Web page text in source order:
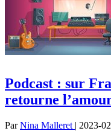
Podcast : sur
retourne
ParNina Malleret | 2023-